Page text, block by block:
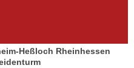
Heßloch Rheinhessen